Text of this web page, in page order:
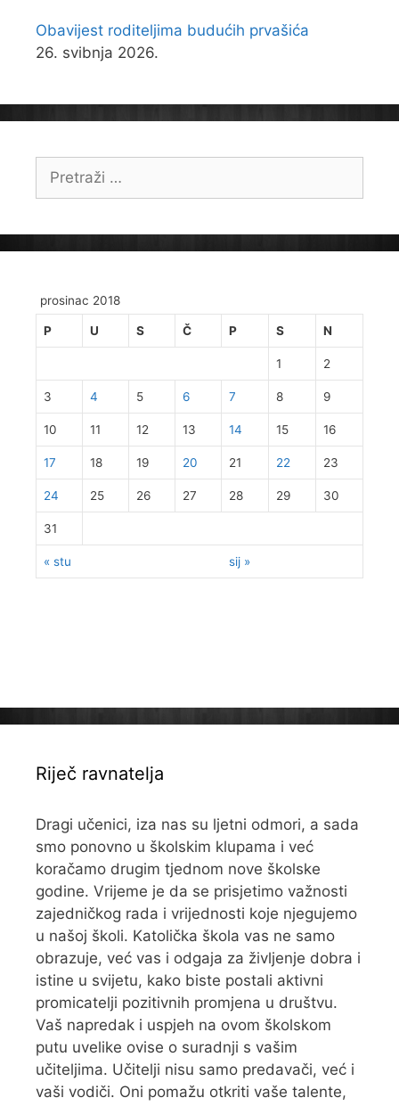
Obavijest roditeljima budućih prvašića
26. svibnja 2026.
Pretraži:
prosinac 2018
P U S Č P S N
« stu sij »
1 2
3 4 5 6 7 8 9
10 11 12 13 14 15 16
17 18 19 20 21 22 23
24 25 26 27 28 29 30
31
Riječ ravnatelja
Dragi učenici, iza nas su ljetni odmori, a sada
smo ponovno u školskim klupama i već
koračamo drugim tjednom nove školske
godine. Vrijeme je da se prisjetimo važnosti
zajedničkog rada i vrijednosti koje njegujemo
u našoj školi. Katolička škola vas ne samo
obrazuje, već vas i odgaja za življenje dobra i
istine u svijetu, kako biste postali aktivni
promicatelji pozitivnih promjena u društvu.
Vaš napredak i uspjeh na ovom školskom
putu uvelike ovise o suradnji s vašim
učiteljima. Učitelji nisu samo predavači, već i
vaši vodiči. Oni pomažu otkriti vaše talente,